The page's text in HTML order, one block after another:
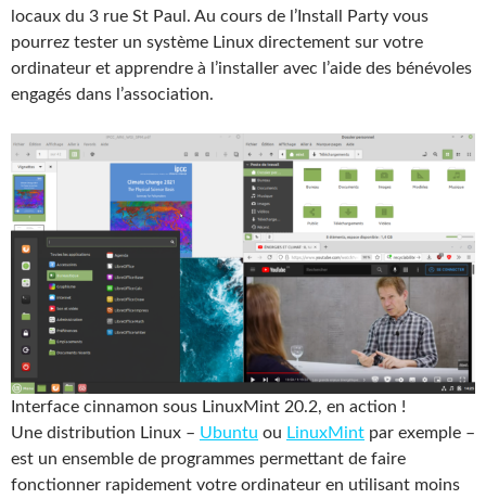
locaux du 3 rue St Paul. Au cours de l’Install Party vous
pourrez tester un système Linux directement sur votre
ordinateur et apprendre à l’installer avec l’aide des bénévoles
engagés dans l’association.
Interface cinnamon sous LinuxMint 20.2, en action !
Une distribution Linux – Ubuntu ou LinuxMint par exemple –
est un ensemble de programmes permettant de faire
fonctionner rapidement votre ordinateur en utilisant moins